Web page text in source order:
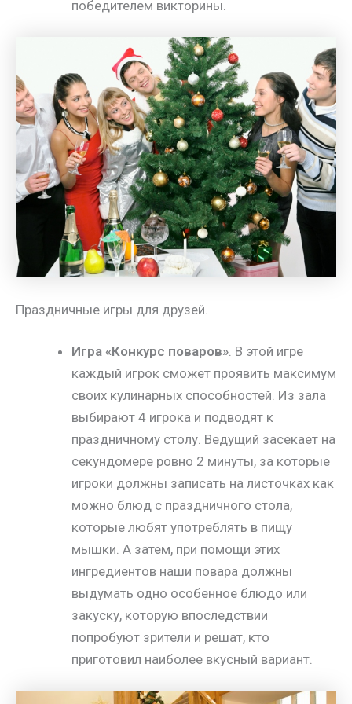
победителем викторины.
Праздничные игры для друзей.
Игра «Конкурс поваров». В этой игре
каждый игрок сможет проявить максимум
своих кулинарных способностей. Из зала
выбирают 4 игрока и подводят к
праздничному столу. Ведущий засекает на
секундомере ровно 2 минуты, за которые
игроки должны записать на листочках как
можно блюд с праздничного стола,
которые любят употреблять в пищу
мышки. А затем, при помощи этих
ингредиентов наши повара должны
выдумать одно особенное блюдо или
закуску, которую впоследствии
попробуют зрители и решат, кто
приготовил наиболее вкусный вариант.